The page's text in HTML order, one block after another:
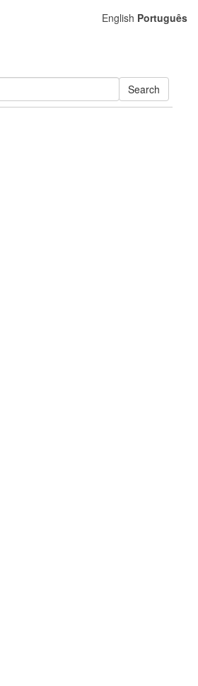
Search
English Português